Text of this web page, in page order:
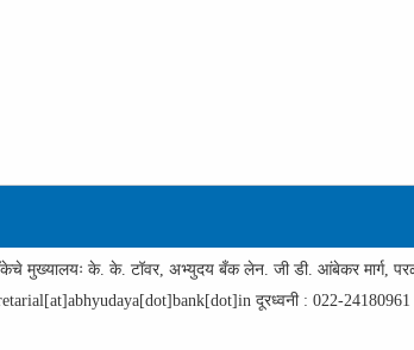
मुख्यालयः के. के. टॉवर, अभ्युदय बँक लेन. जी डी. आंबेकर मार्ग,
दूरध्वनी : 022-